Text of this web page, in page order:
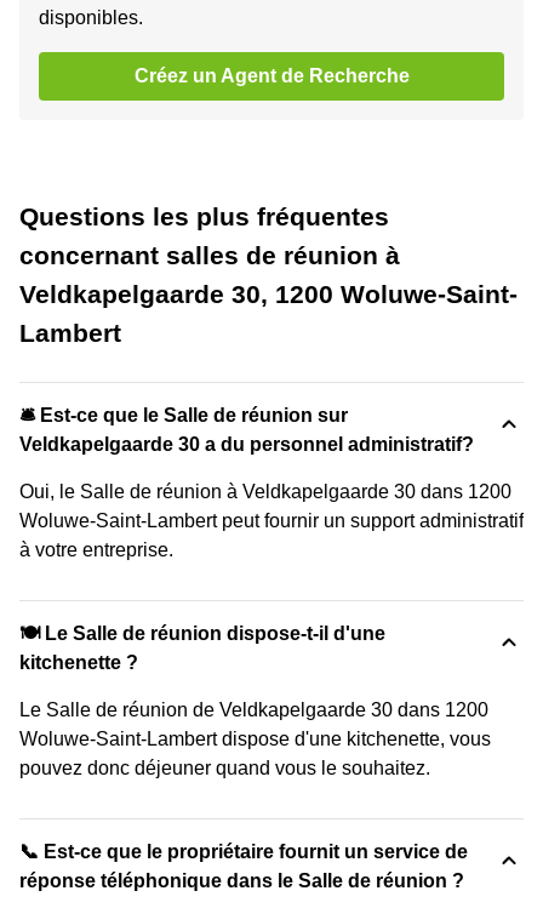
disponibles.
Créez un Agent de Recherche
Questions les plus fréquentes
concernant salles de réunion à
Veldkapelgaarde 30, 1200 Woluwe-Saint-
Lambert
🛎 Est-ce que le Salle de réunion sur
Veldkapelgaarde 30 a du personnel administratif?
Oui, le Salle de réunion à Veldkapelgaarde 30 dans 1200
Woluwe-Saint-Lambert peut fournir un support administratif
à votre entreprise.
🍽️ Le Salle de réunion dispose-t-il d'une
kitchenette ?
Le Salle de réunion de Veldkapelgaarde 30 dans 1200
Woluwe-Saint-Lambert dispose d'une kitchenette, vous
pouvez donc déjeuner quand vous le souhaitez.
📞 Est-ce que le propriétaire fournit un service de
réponse téléphonique dans le Salle de réunion ?